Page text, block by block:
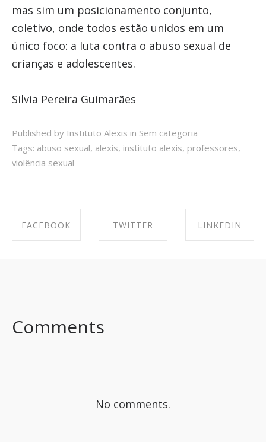
mas sim um posicionamento conjunto,
coletivo, onde todos estão unidos em um
único foco: a luta contra o abuso sexual de
crianças e adolescentes.
Silvia Pereira Guimarães
Published by Instituto Alexis in Sem categoria
Tags: abuso sexual, alexis, instituto alexis, professores,
violência sexual
FACEBOOK TWITTER LINKEDIN
Comments
No comments.